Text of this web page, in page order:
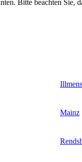
Bitte beachten Sie,
Mainz